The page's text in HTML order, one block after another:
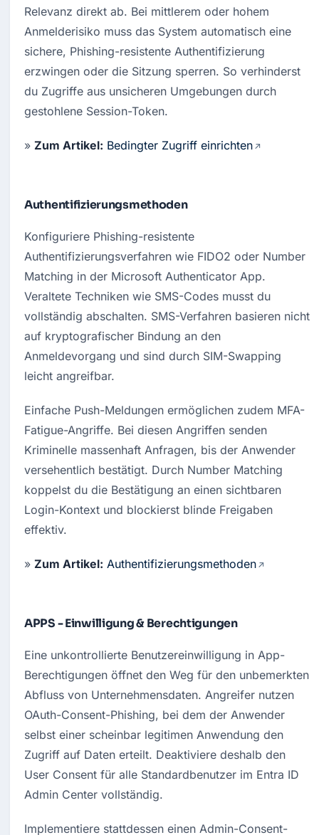
Relevanz direkt ab. Bei mittlerem oder hohem
Anmelderisiko muss das System automatisch eine
sichere, Phishing-resistente Authentifizierung
erzwingen oder die Sitzung sperren. So verhinderst
du Zugriffe aus unsicheren Umgebungen durch
gestohlene Session-Token.
» Zum Artikel: Bedingter Zugriff einrichten
Authentifizierungsmethoden
Konfiguriere Phishing-resistente
Authentifizierungsverfahren wie FIDO2 oder Number
Matching in der Microsoft Authenticator App.
Veraltete Techniken wie SMS-Codes musst du
vollständig abschalten. SMS-Verfahren basieren nicht
auf kryptografischer Bindung an den
Anmeldevorgang und sind durch SIM-Swapping
leicht angreifbar.
Einfache Push-Meldungen ermöglichen zudem MFA-
Fatigue-Angriffe. Bei diesen Angriffen senden
Kriminelle massenhaft Anfragen, bis der Anwender
versehentlich bestätigt. Durch Number Matching
koppelst du die Bestätigung an einen sichtbaren
Login-Kontext und blockierst blinde Freigaben
effektiv.
» Zum Artikel: Authentifizierungsmethoden
APPS - Einwilligung & Berechtigungen
Eine unkontrollierte Benutzereinwilligung in App-
Berechtigungen öffnet den Weg für den unbemerkten
Abfluss von Unternehmensdaten. Angreifer nutzen
OAuth-Consent-Phishing, bei dem der Anwender
selbst einer scheinbar legitimen Anwendung den
Zugriff auf Daten erteilt. Deaktiviere deshalb den
User Consent für alle Standardbenutzer im Entra ID
Admin Center vollständig.
Implementiere stattdessen einen Admin-Consent-